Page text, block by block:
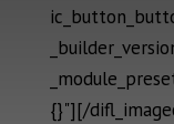
{}"][/